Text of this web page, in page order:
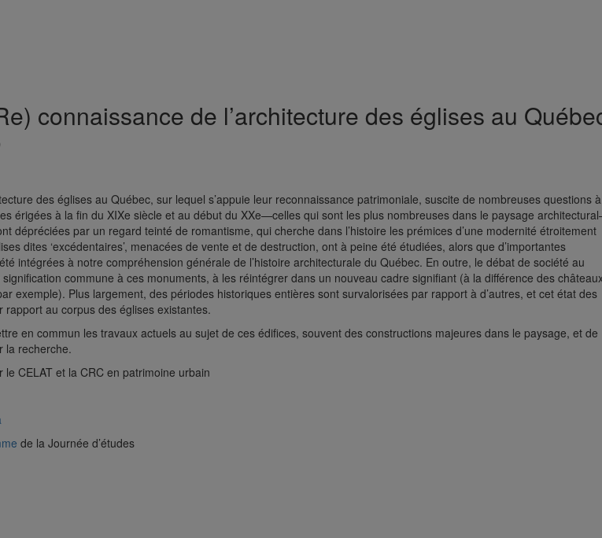
connaissance de l’architecture des églises au
des églises au Québec, sur lequel s’appuie leur reconnaissance patrimoniale, suscite de nombreuses questions à
érigées à la fin du XIXe siècle et au début du XXe—celles qui sont les plus nombreuses dans le paysage
dépréciées par un regard teinté de romantisme, qui cherche dans l’histoire les prémices d’une modernité étroitement
dites ‘excédentaires’, menacées de vente et de destruction, ont à peine été étudiées, alors que d’importantes
intégrées à notre compréhension générale de l’histoire architecturale du Québec. En outre, le débat de société au
commune à ces monuments, à les réintégrer dans un nouveau cadre signifiant (à la différence des
exemple). Plus largement, des périodes historiques entières sont survalorisées par rapport à d’autres, et cet état des
au corpus des églises existantes.
en commun les travaux actuels au sujet de ces édifices, souvent des constructions majeures dans le paysage, et de
la recherche.
CELAT et la CRC en patrimoine urbain
de la Journée d’études